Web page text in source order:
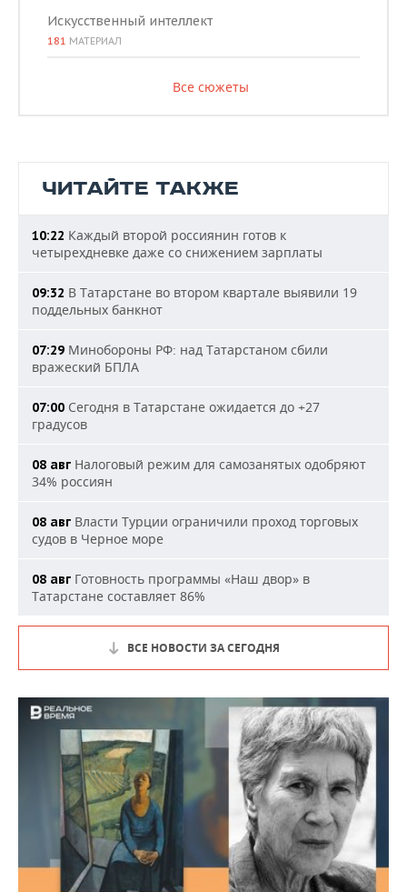
Искусственный интеллект
181 МАТЕРИАЛ
Все сюжеты
ЧИТАЙТЕ ТАКЖЕ
10:22 Каждый второй россиянин готов к
четырехдневке даже со снижением зарплаты
09:32 В Татарстане во втором квартале выявили 19
поддельных банкнот
07:29 Минобороны РФ: над Татарстаном сбили
вражеский БПЛА
07:00 Сегодня в Татарстане ожидается до +27
градусов
08 авг Налоговый режим для самозанятых одобряют
34% россиян
08 авг Власти Турции ограничили проход торговых
судов в Черное море
08 авг Готовность программы «Наш двор» в
Татарстане составляет 86%
ВСЕ НОВОСТИ ЗА СЕГОДНЯ